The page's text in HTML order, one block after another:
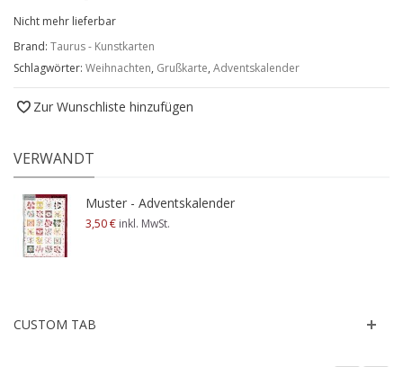
Nicht mehr lieferbar
Brand: Taurus - Kunstkarten
Schlagwörter: Weihnachten, Grußkarte, Adventskalender
Zur Wunschliste hinzufügen
VERWANDT
Muster - Adventskalender
3,50 € inkl. MwSt.
CUSTOM TAB